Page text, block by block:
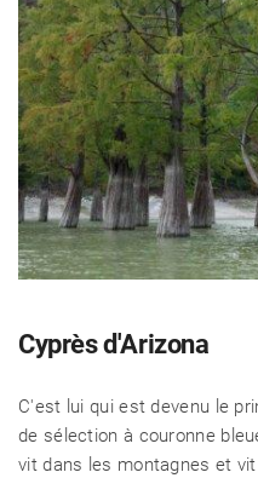
Cyprès d'Arizona
C'est lui qui est devenu le
de sélection à couronne
vit dans les montagnes et
LA
MAISON